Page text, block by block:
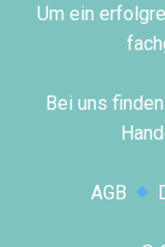
Um ein
Bei uns
AGB